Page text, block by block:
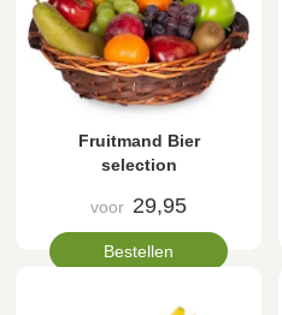
Fruitmand Bier
selection
voor 29,95
Bestellen